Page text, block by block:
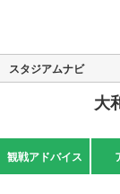
スタジアムナビ
大
観戦アドバイス